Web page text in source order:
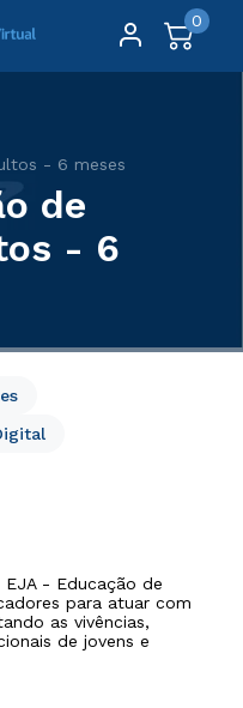
0
- 6 meses
de
- 6
- Educação de
para atuar com
as vivências,
de jovens e